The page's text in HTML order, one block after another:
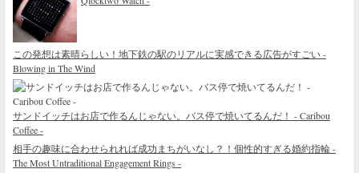
この発想は素晴らしい！地下鉄の駅のリアルに実感できる広告がすごい -
Blowing in The Wind
サンドイッチはお店で作るんじゃない。バス停で焼いてるんだ！ - Caribou
Coffee -
相手の趣味に合わせられれば成功まちがいなし？！個性的すぎる婚約指輪 -
The Most Untraditional Engagement Rings -